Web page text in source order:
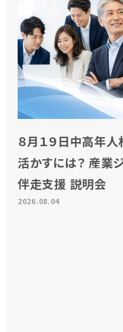
８月１９日中高年人
活かすには？ 産業
伴走支援 説明会
2026.08.04